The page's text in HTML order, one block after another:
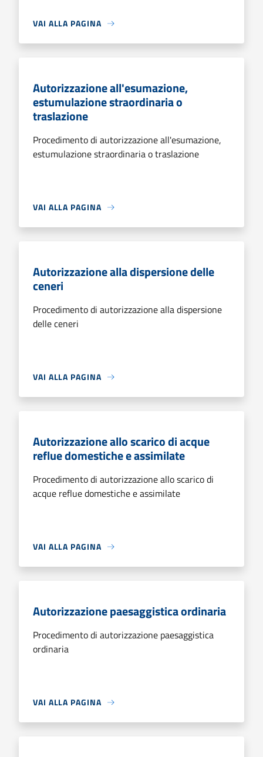
VAI ALLA PAGINA
Autorizzazione all'esumazione,
estumulazione straordinaria o
traslazione
Procedimento di autorizzazione all'esumazione,
estumulazione straordinaria o traslazione
VAI ALLA PAGINA
Autorizzazione alla dispersione delle
ceneri
Procedimento di autorizzazione alla dispersione
delle ceneri
VAI ALLA PAGINA
Autorizzazione allo scarico di acque
reflue domestiche e assimilate
Procedimento di autorizzazione allo scarico di
acque reflue domestiche e assimilate
VAI ALLA PAGINA
Autorizzazione paesaggistica ordinaria
Procedimento di autorizzazione paesaggistica
ordinaria
VAI ALLA PAGINA